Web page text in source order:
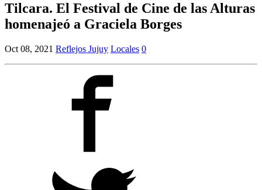
Tilcara. El Festival de Cine de las Alturas
homenajeó a Graciela Borges
Oct 08, 2021 Reflejos Jujuy Locales 0